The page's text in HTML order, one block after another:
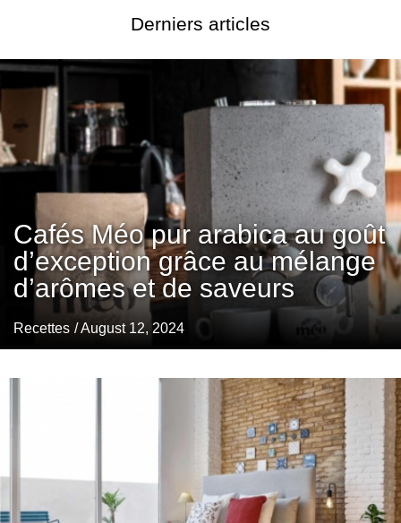
Derniers articles
Cafés Méo pur arabica au goût
d’exception grâce au mélange
d’arômes et de saveurs
Recettes / August 12, 2024